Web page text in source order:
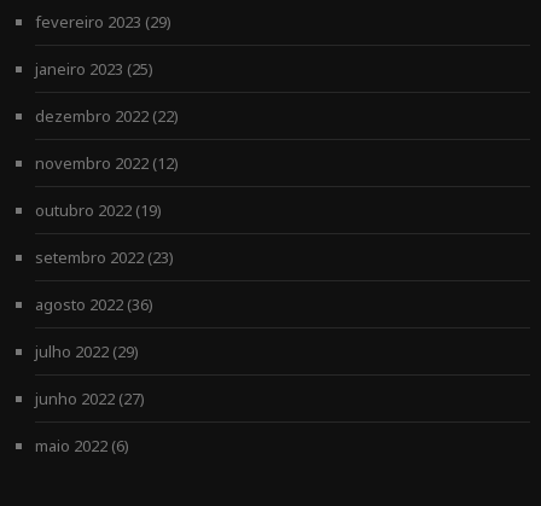
fevereiro 2023 (29)
janeiro 2023 (25)
dezembro 2022(22)
novembro 2022(12)
outubro 2022(19)
setembro 2022(23)
agosto 2022(36)
julho 2022(29)
junho 2022(27)
maio 2022(6)